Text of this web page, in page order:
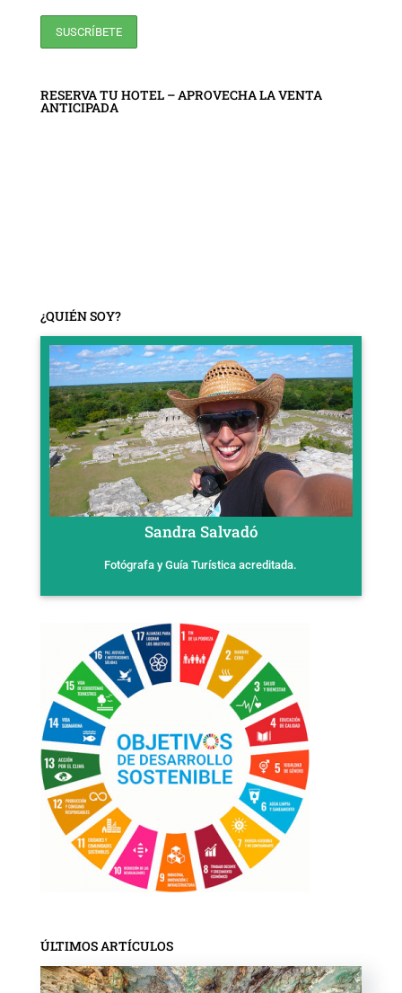
RESERVA TU HOTEL – APROVECHA LA VENTA
ANTICIPADA
¿QUIÉN SOY?
Sandra Salvadó
Fotógrafa y Guía Turística acreditada.
ÚLTIMOS ARTÍCULOS